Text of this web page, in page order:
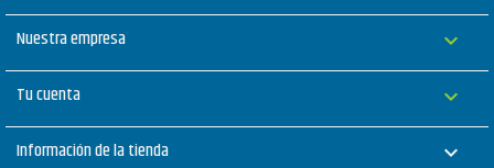
Nuestra empresa 
Tu cuenta 
Información de la tienda keyboard_arrow_down